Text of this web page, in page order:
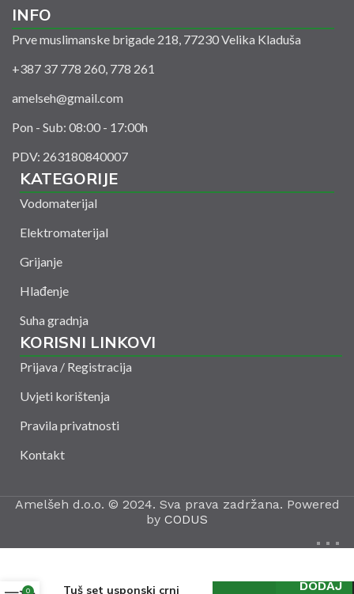
INFO
Prve muslimanske brigade 218, 77230 Velika Kladuša
+387 37 778 260, 778 261
amelseh@gmail.com
Pon - Sub: 08:00 - 17:00h
PDV: 263180840007
KATEGORIJE
Vodomaterijal
Elektromaterijal
Grijanje
Hlađenje
Suha gradnja
KORISNI LINKOVI
Prijava / Registracija
Uvjeti korištenja
Pravila privatnosti
Kontakt
Amelšeh d.o.o. © 2024. Sva prava zadržana. Powered
by CODUS
Tuš set usponski crni DODAJ
0